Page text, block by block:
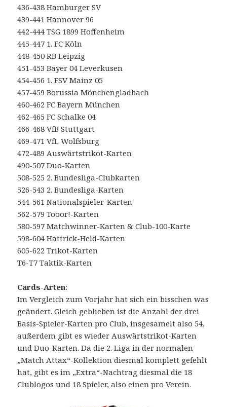
436-438 Hamburger SV
439-441 Hannover 96
442-444 TSG 1899 Hoffenheim
445-447 1. FC Köln
448-450 RB Leipzig
451-453 Bayer 04 Leverkusen
454-456 1. FSV Mainz 05
457-459 Borussia Mönchengladbach
460-462 FC Bayern München
462-465 FC Schalke 04
466-468 VfB Stuttgart
469-471 VfL Wolfsburg
472-489 Auswärtstrikot-Karten
490-507 Duo-Karten
508-525 2. Bundesliga-Clubkarten
526-543 2. Bundesliga-Karten
544-561 Nationalspieler-Karten
562-579 Tooor!-Karten
580-597 Matchwinner-Karten & Club-100-Karte
598-604 Hattrick-Held-Karten
605-622 Trikot-Karten
T6-T7 Taktik-Karten
Cards-Arten:
Im Vergleich zum Vorjahr hat sich ein bisschen was
geändert. Gleich geblieben ist die Anzahl der drei
Basis-Spieler-Karten pro Club, insgesamelt also 54,
außerdem gibt es wieder Auswärtstrikot-Karten
und Duo-Karten. Da die 2. Liga in der normalen
„Match Attax“-Kollektion diesmal komplett gefehlt
hat, gibt es im „Extra“-Nachtrag diesmal die 18
Clublogos und 18 Spieler, also einen pro Verein.